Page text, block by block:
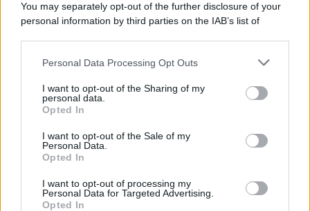
You may separately opt-out of the further disclosure of your
personal information by third parties on the IAB’s list of
This information may also be disclosed by us to third parties
disclose it to other third parties.
Please note that this website/app uses one or more Google
services and may gather and store information including but
not limited to your visit or usage behaviour. You may click to
grant or deny consent to Google and its third-party tags to
consent section.
Personal Data Processing Opt Outs
I want to opt-out of the Sharing of my
personal data.
Opted In
I want to opt-out of the Sale of my
Personal Data.
Opted In
I want to opt-out of processing my
Personal Data for Targeted Advertising.
Opted In